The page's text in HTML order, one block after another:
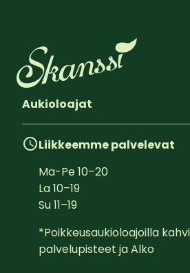
Aukioloajat
Liikkeemme palvelevat
Ma-Pe10–20
La10–19
Su11–19
*Poikkeusaukioloajoilla
palvelupisteet ja Alko